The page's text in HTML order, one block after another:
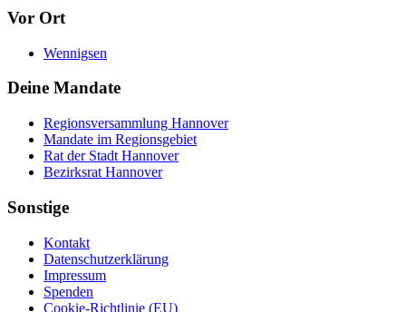
Vor Ort
Wennigsen
Deine Mandate
Regionsversammlung Hannover
Mandate im Regionsgebiet
Rat der Stadt Hannover
Bezirksrat Hannover
Sonstige
Kontakt
Datenschutzerklärung
Impressum
Spenden
Cookie-Richtlinie (EU)